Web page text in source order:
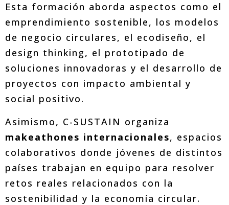
Esta formación aborda aspectos como el
emprendimiento sostenible, los modelos
de negocio circulares, el ecodiseño, el
design thinking, el prototipado de
soluciones innovadoras y el desarrollo de
proyectos con impacto ambiental y
social positivo.
Asimismo, C-SUSTAIN organiza
makeathones internacionales, espacios
colaborativos donde jóvenes de distintos
países trabajan en equipo para resolver
retos reales relacionados con la
sostenibilidad y la economía circular.